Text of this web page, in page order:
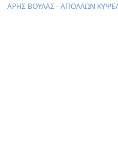
ΑΡΗΣ ΒΟΥΛΑΣ - ΑΠΟΛΛΩΝ